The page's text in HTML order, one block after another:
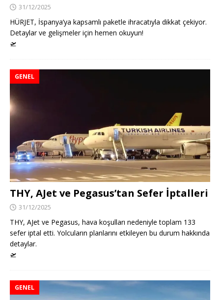
31/12/2025
HÜRJET, İspanya’ya kapsamlı paketle ihracatıyla dikkat çekiyor.
Detaylar ve gelişmeler için hemen okuyun!
🛫
GENEL
THY, AJet ve Pegasus’tan Sefer İptalleri
31/12/2025
THY, AJet ve Pegasus, hava koşulları nedeniyle toplam 133
sefer iptal etti. Yolcuların planlarını etkileyen bu durum hakkında
detaylar.
🛫
GENEL